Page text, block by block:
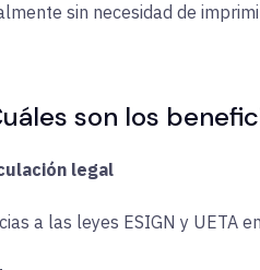
sin necesidad de
son los
legal
a las leyes ESIGN y UETA